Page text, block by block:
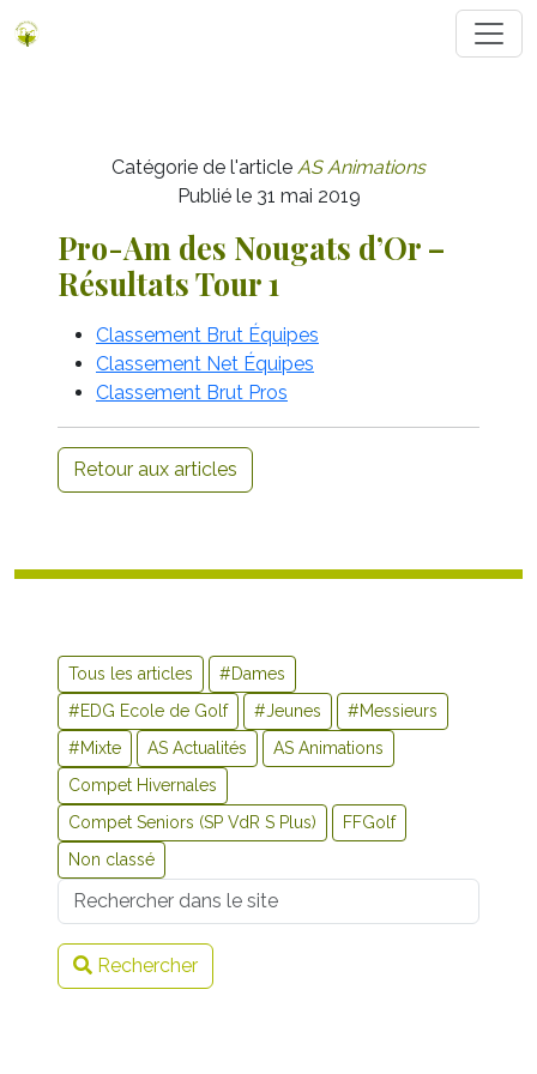
Catégorie de l'article AS Animations
Publié le 31 mai 2019
Pro-Am des Nougats d’Or –
Résultats Tour 1
Classement Brut Équipes
Classement Net Équipes
Classement Brut Pros
Retour aux articles
Tous les articles
#Dames
#EDG Ecole de Golf
#Jeunes
#Messieurs
#Mixte
AS Actualités
AS Animations
Compet Hivernales
Compet Seniors (SP VdR S Plus)
FFGolf
Non classé
Username
Rechercher